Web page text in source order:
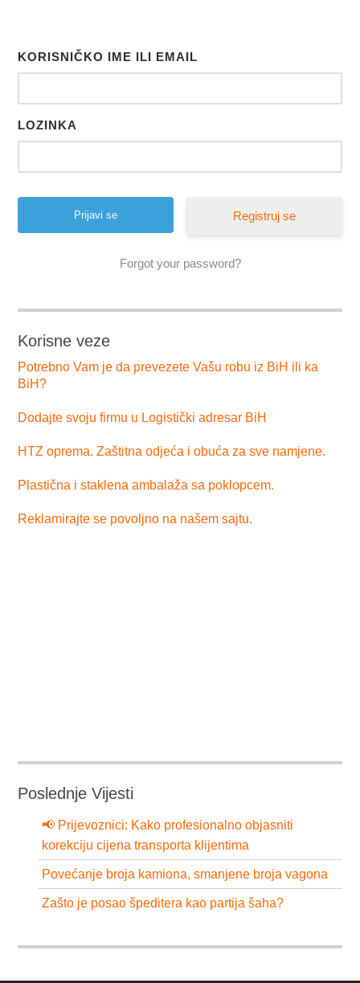
KORISNIČKO IME ILI EMAIL
LOZINKA
Registruj se
Forgot your password?
Korisne veze
Potrebno Vam je da prevezete Vašu robu iz BiH ili ka
BiH?
Dodajte svoju firmu u Logistički adresar BiH
HTZ oprema. Zaštitna odjeća i obuća za sve namjene.
Plastična i staklena ambalaža sa poklopcem.
Reklamirajte se povoljno na našem sajtu.
Poslednje Vijesti
📢 Prijevoznici: Kako profesionalno objasniti
korekciju cijena transporta klijentima
Povećanje broja kamiona, smanjene broja vagona
Zašto je posao špeditera kao partija šaha?